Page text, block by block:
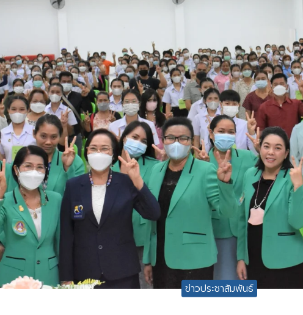
ข่าวประชาสัมพันธ์